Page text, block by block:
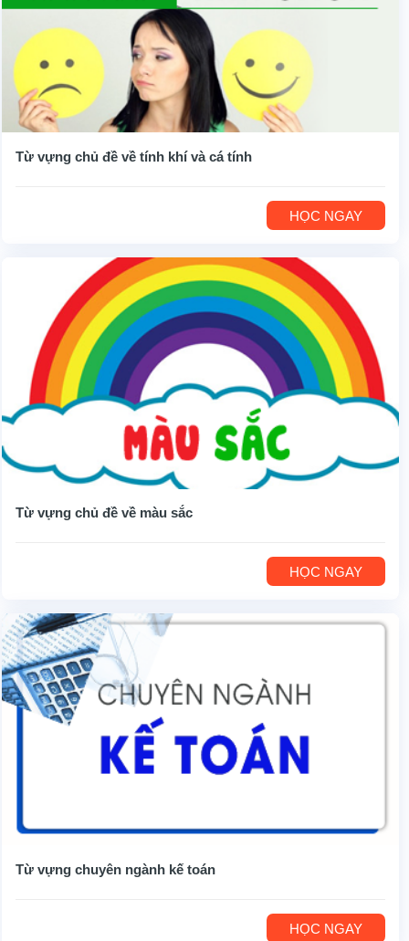
Từ vựng chủ đề về tính khí và cá tính
HỌC NGAY
Từ vựng chủ đề về màu sắc
HỌC NGAY
Từ vựng chuyên ngành kế toán
HỌC NGAY